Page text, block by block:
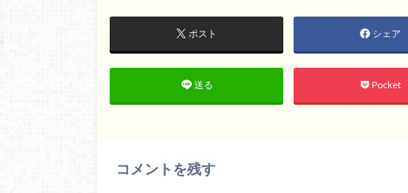
ポスト シェア
送る Pocket
コメントを残す